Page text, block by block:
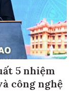
5 nhiệm
công nghệ